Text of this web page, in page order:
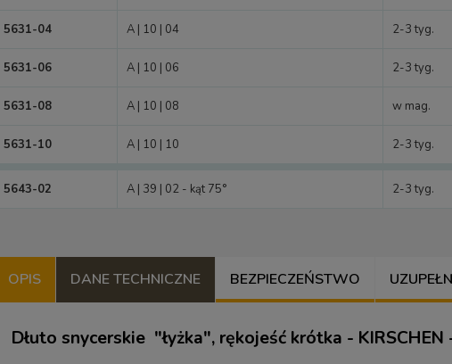
5631-04 A | 10 | 04 2-3 tyg.
5631-06 A | 10 | 06 2-3 tyg.
5631-08 A | 10 | 08 w mag.
5631-10 A | 10 | 10 2-3 tyg.
5643-02 A | 39 | 02 - kąt 75° 2-3 tyg.
OPIS DANE TECHNICZNE BEZPIECZEŃSTWO
Dłuto snycerskie "łyżka", rękojeść krótka -